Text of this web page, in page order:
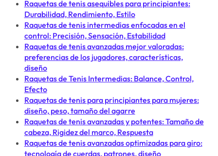
Raquetas de tenis asequibles para principiantes:
Durabilidad, Rendimiento, Estilo
Raquetas de tenis intermedias enfocadas en el
control: Precisión, Sensación, Estabilidad
Raquetas de tenis avanzadas mejor valoradas:
preferencias de los jugadores, características,
diseño
Raquetas de Tenis Intermedias: Balance, Control,
Efecto
Raquetas de tenis para principiantes para mujeres:
diseño, peso, tamaño del agarre
Raquetas de tenis avanzadas y potentes: Tamaño de
cabeza, Rigidez del marco, Respuesta
Raquetas de tenis avanzadas optimizadas para giro:
tecnología de cuerdas, patrones, diseño